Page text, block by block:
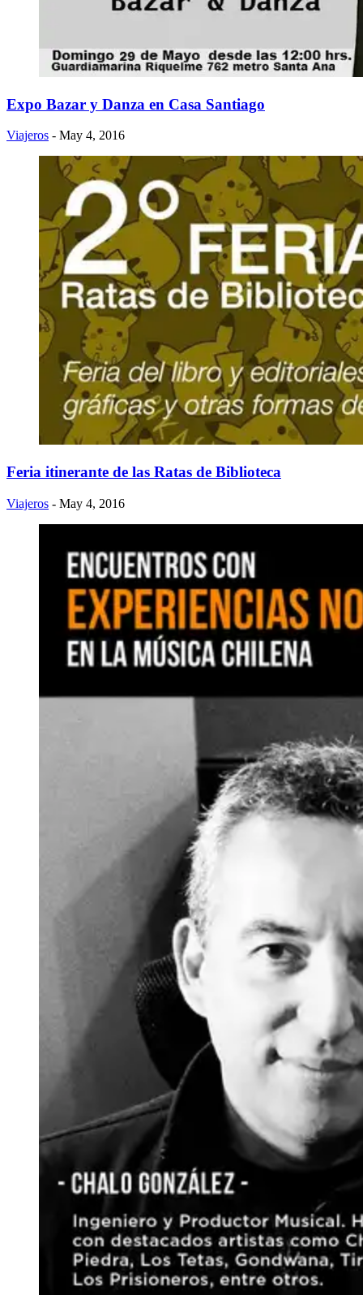
Expo Bazar y Danza en Casa Santiago
Viajeros - May 4, 2016
Feria itinerante de las Ratas de Biblioteca
Viajeros - May 4, 2016